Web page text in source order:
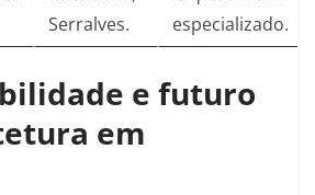
Serralves.​
especializado.​
e futuro
em